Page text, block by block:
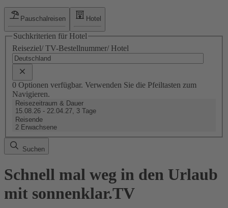
Pauschalreisen Hotel
Suchkriterien für Hotel
Reiseziel/ TV-Bestellnummer/ Hotel
0 Optionen verfügbar. Verwenden Sie die Pfeiltasten zum
Navigieren.
Reisezeitraum & Dauer
15.08.26 - 22.04.27, 3 Tage
Reisende
2 Erwachsene
Suchen
Schnell mal weg in den Urlaub
mit sonnenklar.TV